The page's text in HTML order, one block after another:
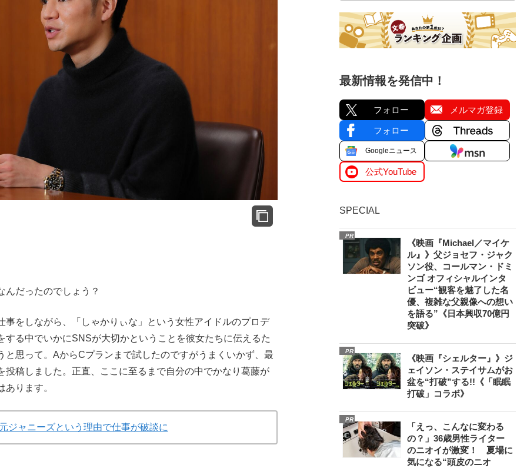
だったのでしょう？
をしながら、「しゃかりぃな」という女性アイドルのプロデ
する中でいかにSNSが大切かということを彼女たちに伝えるた
と思って。AからCプランまで試したのですがうまくいかず、最
投稿しました。正直、ここに至るまで自分の中でかなり葛藤が
ります。
ジャニーズという理由で仕事が破談に
最新情報を発信中！
フォロー メルマガ登録
フォロー
Googleニュース
公式YouTube
SPECIAL
PR
《映画『Michael／マイケ
ル』》父ジョセフ・ジャク
ソン役、コールマン・ドミ
ンゴ オフィシャルインタ
ビュー“観客を魅了した名
優、複雑な父親像への想い
を語る”《日本興収70億円
突破》
PR
《映画『シェルター』》ジ
ェイソン・ステイサムがお
盆を“打破”する!!《「眠眠
打破」コラボ》
PR
「えっ、こんなに変わる
の？」36歳男性ライター
のニオイが激変！ 夏場に
気になる“頭皮のニオ